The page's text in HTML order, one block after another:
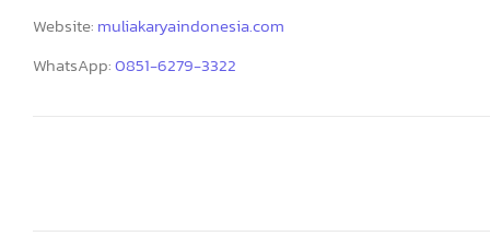
Website: muliakaryaindonesia.com
WhatsApp:0851-6279-3322